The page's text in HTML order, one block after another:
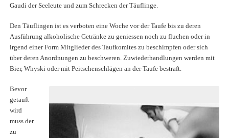
Gaudi der Seeleute und zum Schrecken der Täuflinge.
Den Täuflingen ist es verboten eine Woche vor der Taufe bis zu deren
Ausführung alkoholische Getränke zu geniessen noch zu fluchen oder in
irgend einer Form Mitglieder des Taufkomites zu beschimpfen oder sich
über deren Anordnungen zu beschweren. Zuwiederhandlungen werden mit
Bier, Whyski oder mit Peitschenschlägen an der Taufe bestraft.
Bevor
getauft
wird
muss der
zu